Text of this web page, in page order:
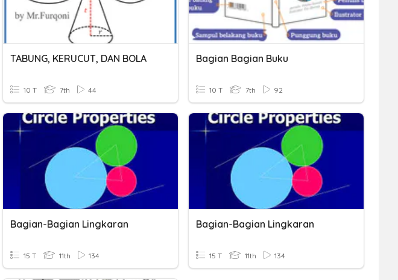
TABUNG, KERUCUT, DAN BOLA
10 T 7th 44
Bagian Bagian Buku
10 T 7th 92
Bagian-Bagian Lingkaran
15 T 11th 134
Bagian-Bagian Lingkaran
15 T 11th 134